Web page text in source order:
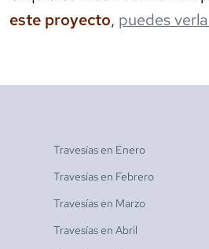
este proyecto, puedes
Travesías en Enero
Travesías en Febrero
Travesías en Marzo
Travesías en Abril